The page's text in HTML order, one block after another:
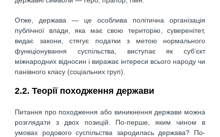
Отже, держава — це особлива політична організація
публічної влади, яка має свою територію, суверенітет,
видає закони, стягує податки з метою нормального
функціонування суспільства, виступає як суб’єкт
міжнародних відносин і виражає інтереси всього народу чи
панівного класу (соціальних груп).
2.2. Теорії походження держави
Питання про походження або виникнення держави можна
розглядати з двох позицій. По-перше, яким чином в
умовах родового суспільства зародилась держава? По-